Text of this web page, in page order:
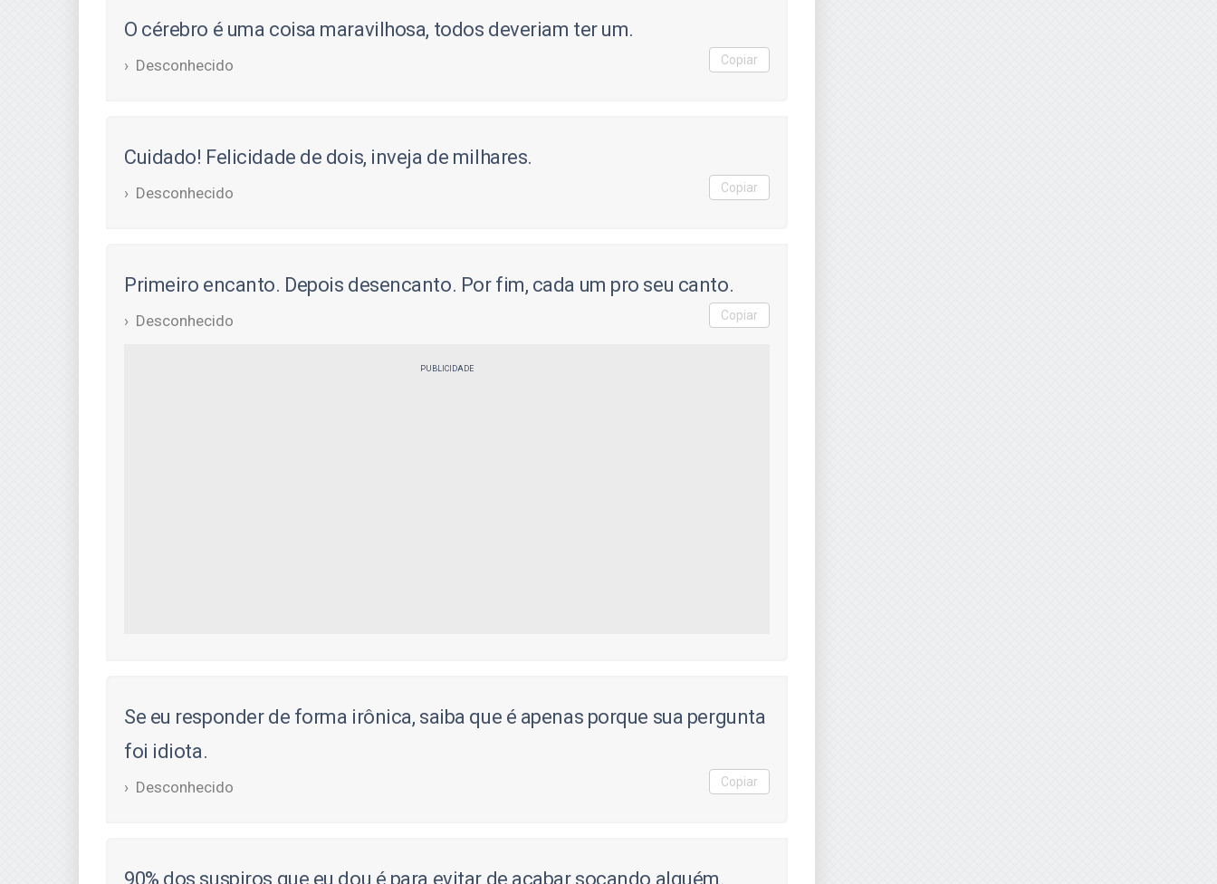
O cérebro é uma coisa maravilhosa, todos deveriam ter um.
Desconhecido Copiar
Cuidado! Felicidade de dois, inveja de milhares.
Desconhecido Copiar
Primeiro encanto. Depois desencanto. Por fim, cada um pro seu canto.
Desconhecido Copiar
PUBLICIDADE
Se eu responder de forma irônica, saiba que é apenas porque sua pergunta
foi idiota.
Desconhecido Copiar
90% dos suspiros que eu dou é para evitar de acabar socando alguém.